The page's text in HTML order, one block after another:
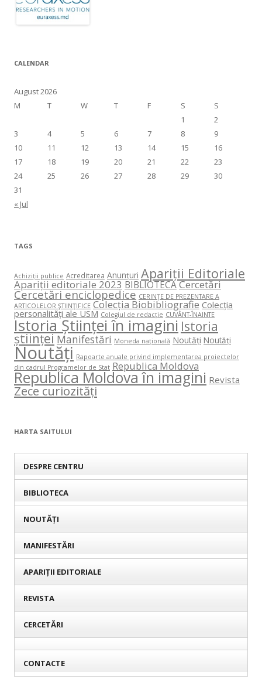
CALENDAR
August 2026
M
T W T F S S
« Jul
1
2
3
4 5 6 7 8
9
10
11 12 13 14 15
16
17
18 19 20 21 22
23
24
25 26 27 28 29
30
31
TAGS
Achiziții publice Acreditarea Anunțuri Apariții Editoriale
Apariții editoriale 2023 BIBLIOTECACercetări
Cercetări enciclopedice CERINŢE DE PREZENTARE A
ARTICOLELOR ŞTIINŢIFICE Colecția Biobibliografie Colecția
personalități ale USM Colegiul de redacție CUVÂNT-ÎNAINTE
Istoria Științei în imagini Istoria
științei Manifestări Moneda națională Noutăți Noutăți
Noutăți Rapoarte anuale privind implementarea proiectelor
din cadrul Programelor de Stat Republica Moldova
Republica Moldova în imagini Revista
Zece curiozități
HARTA SAITULUI
DESPRE CENTRU
BIBLIOTECA
NOUTĂȚI
MANIFESTĂRI
APARIȚII EDITORIALE
REVISTA
CERCETĂRI
CONTACTE